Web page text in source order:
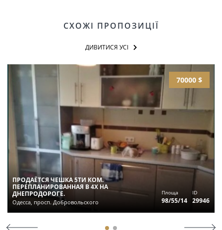
СХОЖІ ПРОПОЗИЦІЇ
ДИВИТИСЯ УСІ
70000 $
ПРОДАЁТСЯ ЧЕШКА 5ТИ КОМ.
ПЕРЕПЛАНИРОВАННАЯ В 4Х НА
ДНЕПРОДОРОГЕ.
Одесса, просп. Добровольского
Площа
98/55/14
ID
29946